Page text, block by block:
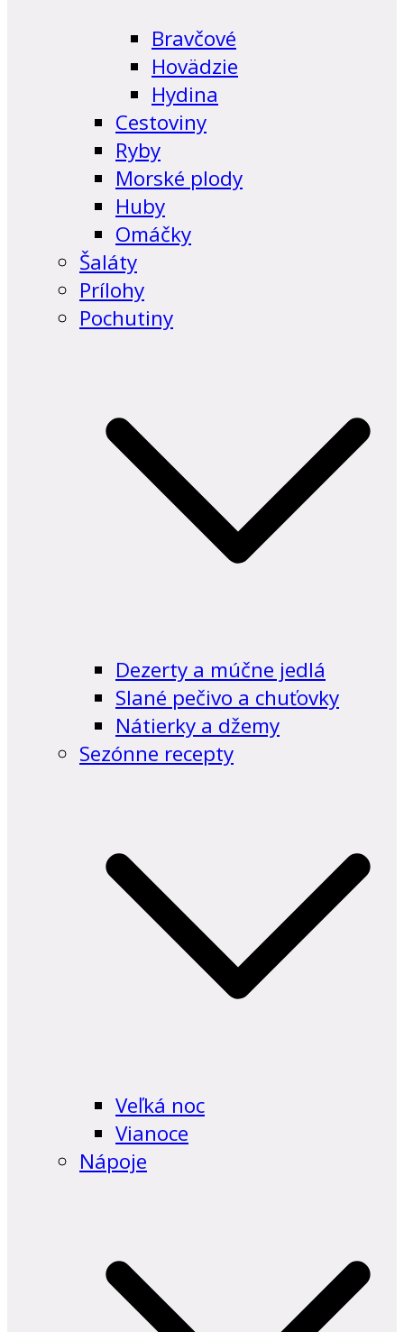
Bravčové
Hovädzie
Hydina
Cestoviny
Ryby
Morské plody
Huby
Omáčky
Šaláty
Prílohy
Pochutiny
Dezerty a múčne jedlá
Slané pečivo a chuťovky
Nátierky a džemy
Sezónne recepty
Veľká noc
Vianoce
Nápoje